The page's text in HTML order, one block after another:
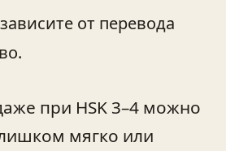
от перевода
при HSK 3–4 можно
мягко или